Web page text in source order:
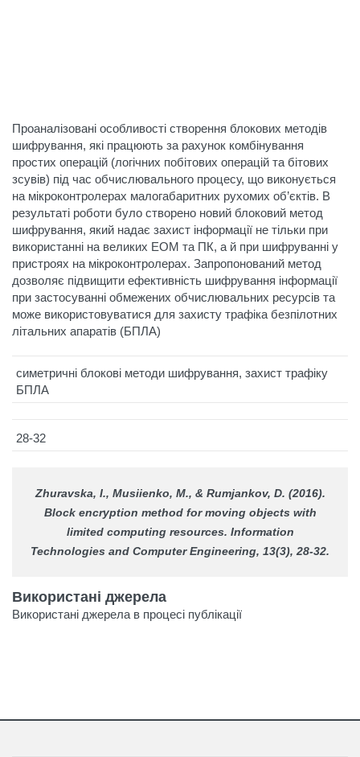
Проаналізовані особливості створення блокових методів
шифрування, які працюють за рахунок комбінування
простих операцій (логічних побітових операцій та бітових
зсувів) під час обчислювального процесу, що виконується
на мікроконтролерах малогабаритних рухомих об’єктів. В
результаті роботи було створено новий блоковий метод
шифрування, який надає захист інформації не тільки при
використанні на великих ЕОМ та ПК, а й при шифруванні у
пристроях на мікроконтролерах. Запропонований метод
дозволяє підвищити ефективність шифрування інформації
при застосуванні обмежених обчислювальних ресурсів та
може використовуватися для захисту трафіка безпілотних
літальних апаратів (БПЛА)
симетричні блокові методи шифрування, захист трафіку
БПЛА
28-32
Zhuravska, I., Musiienko, M., & Rumjankov, D. (2016).
Block encryption method for moving objects with
limited computing resources. Information
Technologies and Computer Engineering, 13(3), 28-32.
Використані джерела
Використані джерела в процесі публікації